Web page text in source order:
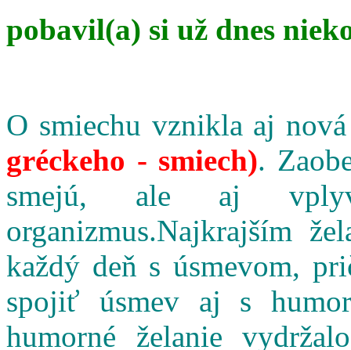
pobavil(a) si už dnes
O smiechu vznikla aj
gréckeho - smiech).
smejú, ale aj
organizmus.Najkrajším
každý deň s úsmevom,
spojiť úsmev aj s
humorné želanie